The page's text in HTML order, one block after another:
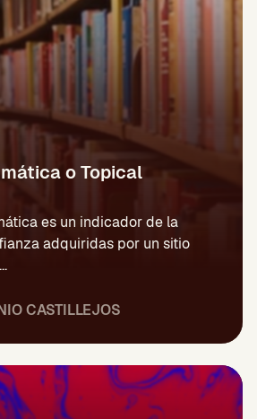
o Topical
es un indicador de la
adquiridas por un sitio
CASTILLEJOS